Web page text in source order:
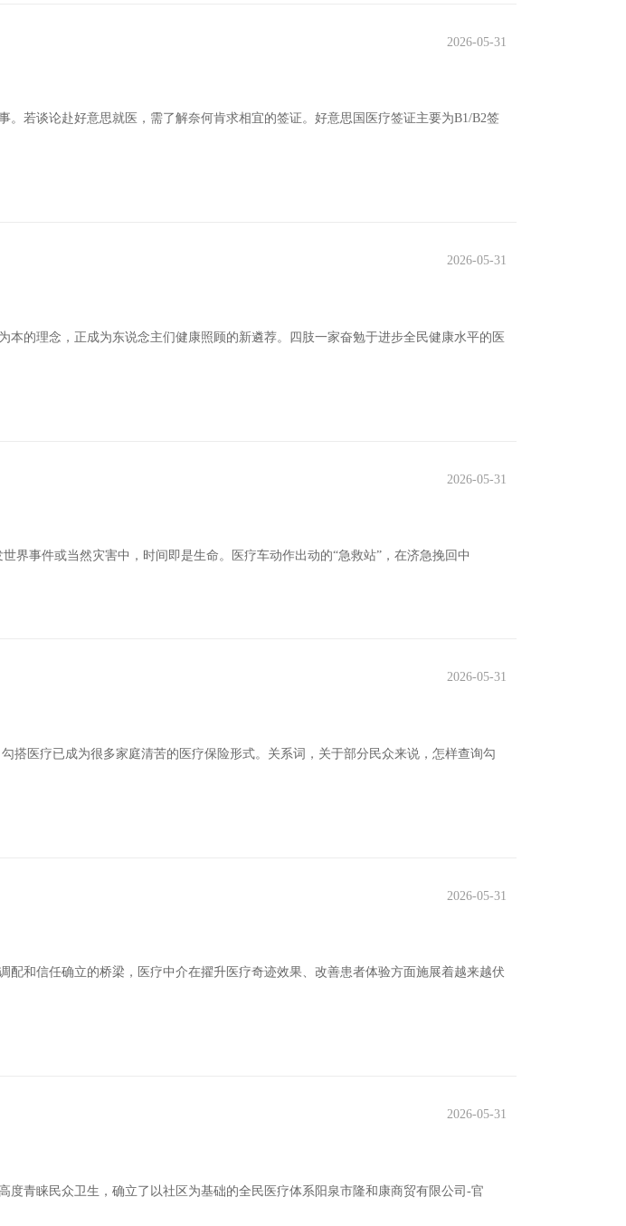
2026-05-31
若谈论赴好意思就医，需了解奈何肯求相宜的签证。好意思国医疗签证主要为B1/B2签
2026-05-31
的理念，正成为东说念主们健康照顾的新遴荐。四肢一家奋勉于进步全民健康水平的医
2026-05-31
事件或当然灾害中，时间即是生命。医疗车动作出动的“急救站”，在济急挽回中
2026-05-31
搭医疗已成为很多家庭清苦的医疗保险形式。关系词，关于部分民众来说，怎样查询勾
2026-05-31
和信任确立的桥梁，医疗中介在擢升医疗奇迹效果、改善患者体验方面施展着越来越伏
2026-05-31
青睐民众卫生，确立了以社区为基础的全民医疗体系阳泉市隆和康商贸有限公司-官